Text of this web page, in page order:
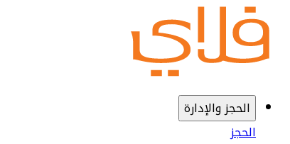
الحجز والإدارة
الحجز